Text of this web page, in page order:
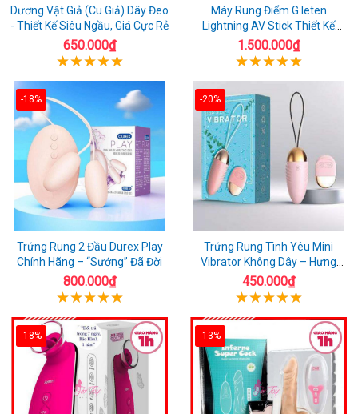
Dương Vật Giả (Cu Giả) Dây Đeo
- Thiết Kế Siêu Ngầu, Giá Cực Rẻ
650.000₫
Máy Rung Điểm G leten
Lightning AV Stick Thiết Kế
Thông Minh
1.500.000₫
-18%
Trứng Rung 2 Đầu Durex Play
Chính Hãng – “Sướng” Đã Đời
800.000₫
-20%
Trứng Rung Tình Yêu Mini
Vibrator Không Dây – Hưng
Phấn Mọi Nơi
450.000₫
-18% -13%